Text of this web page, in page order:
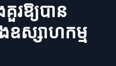
រឱ្យបាន
ងឧស្សាហកម្ម